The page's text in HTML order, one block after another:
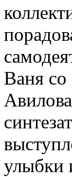
Ваня со
улыбки